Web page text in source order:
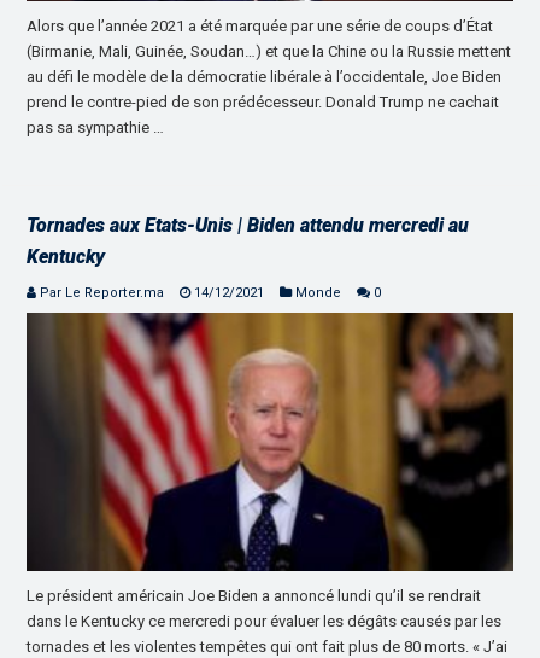
Alors que l’année 2021 a été marquée par une série de coups d’État
(Birmanie, Mali, Guinée, Soudan…) et que la Chine ou la Russie mettent
au défi le modèle de la démocratie libérale à l’occidentale, Joe Biden
prend le contre-pied de son prédécesseur. Donald Trump ne cachait
pas sa sympathie …
Tornades aux Etats-Unis | Biden attendu mercredi au
Kentucky
Par Le Reporter.ma 14/12/2021 Monde 0
Le président américain Joe Biden a annoncé lundi qu’il se rendrait
dans le Kentucky ce mercredi pour évaluer les dégâts causés par les
tornades et les violentes tempêtes qui ont fait plus de 80 morts. « J’ai